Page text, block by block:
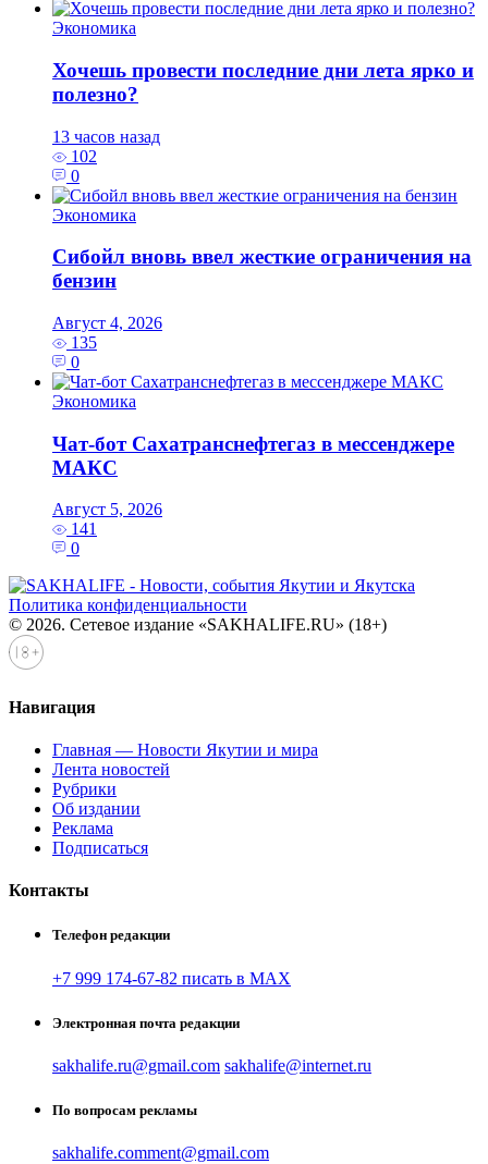
Экономика
Хочешь провести последние дни лета ярко и
полезно?
13 часов назад
102
0
Экономика
Сибойл вновь ввел жесткие ограничения на
бензин
Август 4, 2026
135
0
Экономика
Чат-бот Сахатранснефтегаз в мессенджере
МАКС
Август 5, 2026
141
0
Политика конфиденциальности
© 2026. Сетевое издание «SAKHALIFE.RU» (18+)
Навигация
Главная — Новости Якутии и мира
Лента новостей
Рубрики
Об издании
Реклама
Подписаться
Контакты
Телефон редакции
+7 999 174-67-82 писать в MAX
Электронная почта редакции
sakhalife.ru@gmail.com sakhalife@internet.ru
По вопросам рекламы
sakhalife.comment@gmail.com